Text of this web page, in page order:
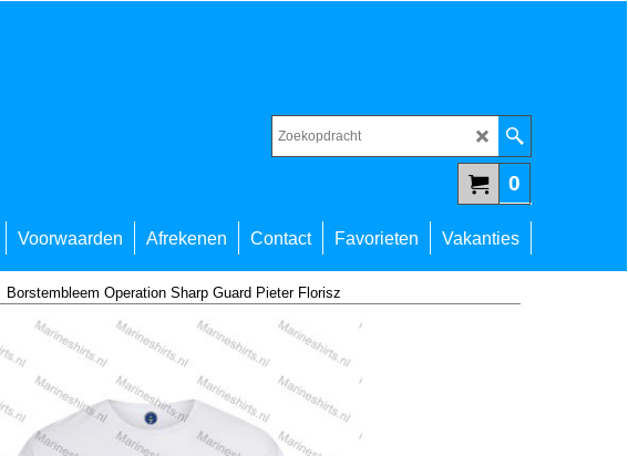
0
Voorwaarden Afrekenen Contact Favorieten Vakanties
Borstembleem Operation Sharp Guard Pieter Florisz